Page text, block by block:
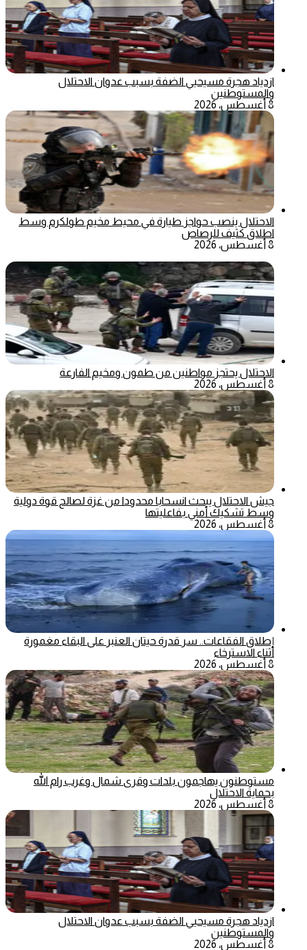
ازدياد هجرة مسيحيي الضفة بسبب عدوان الاحتلال
والمستوطنين
8 أغسطس، 2026
الاحتلال ينصب حواجز طيارة في محيط مخيم طولكرم وسط
اطلاق كثيف للرصاص
8 أغسطس، 2026
الاحتلال يحتجز مواطنين من طمون ومخيم الفارعة
8 أغسطس، 2026
جيش الاحتلال يبحث انسحابا محدودا من غزة لصالح قوة دولية
وسط تشكيك أمني بفاعليتها
8 أغسطس، 2026
إطلاق الفقاعات.. سر قدرة حيتان العنبر على البقاء مغمورة
أثناء الاسترخاء
8 أغسطس، 2026
مستوطنون يهاجمون بلدات وقرى شمال وغرب رام الله
بحماية الاحتلال
8 أغسطس، 2026
ازدياد هجرة مسيحيي الضفة بسبب عدوان الاحتلال
والمستوطنين
8 أغسطس، 2026